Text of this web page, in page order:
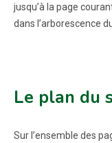
jusqu’à la page
dans l’arborescence
Le plan du
Sur l’ensemble des